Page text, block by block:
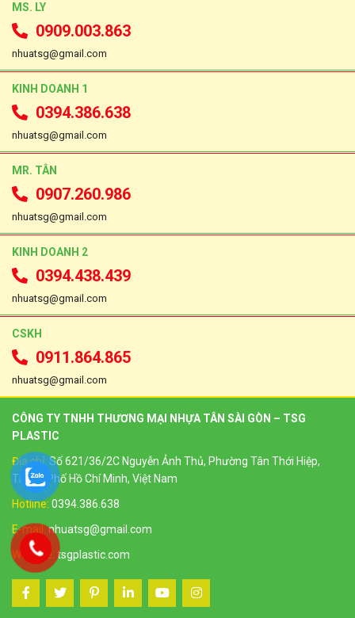
MS. LY
0909.003.863
nhuatsg@gmail.com
KINH DOANH 1
0394.386.638
nhuatsg@gmail.com
MR. TÂN
0907.260.986
nhuatsg@gmail.com
KINH DOANH 2
0394.438.439
nhuatsg@gmail.com
CSKH
0911.864.865
nhuatsg@gmail.com
CÔNG TY TNHH THƯƠNG MẠI NHỰA TÂN SÀI GÒN – TSG
PLASTIC
Địa chỉ: Số 621/36/2C Nguyễn Ảnh Thủ, Phường Tân Thới Hiệp,
Thành Phố Hồ Chí Minh, Việt Nam
Hotline: 0394.386.638
E-mail:nhuatsg@gmail.com
Website: tsgplastic.com